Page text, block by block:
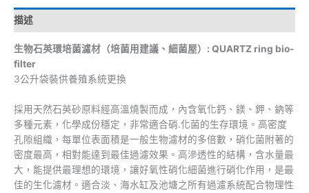
描述
生物石英環培菌濾材（培菌用建議、細菌屋）: QUARTZ ring bio-
filter
3公升袋裝供養殖系統更換
採用天然石英砂原料經高溫燒製而成，內含氧化鈣、鎂、鉀、鈉等
多種元素，化學成份穩定，非常適合硝.化菌的生存環境。高密度
孔隙組織，每單位表面積是一般生物濾材的多倍數，硝化菌附著的
密度最高，相對能達到最佳過濾效果。高滲透性的結構，含水量最
大，能提供最理想的環境，讓好氧性硝化細菌進行硝化作用，是最
佳的生化濾材。適合淡、海水缸及池塘之所有過濾系統配合物理性